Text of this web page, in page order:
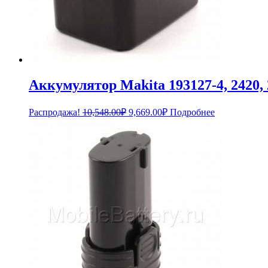
Аккумулятор Makita 193127-4, 2420,
Распродажа! 10,548.00₽ Первоначальная
составляла
10,548.00₽.
9,669.00₽Текущая
цена:
Подробнее